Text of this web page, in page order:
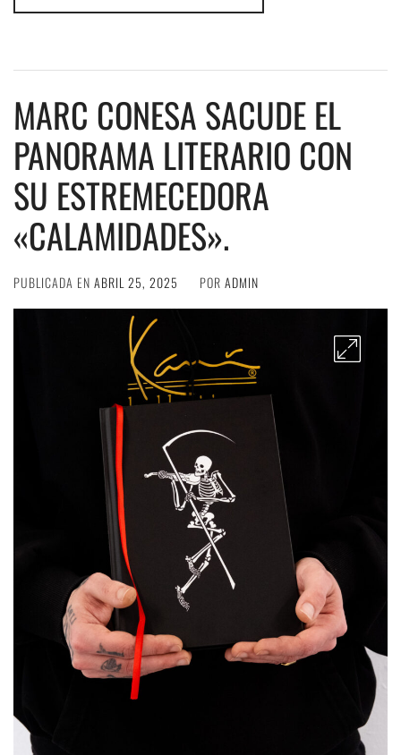
MARC CONESA SACUDE EL
PANORAMA LITERARIO CON
SU ESTREMECEDORA
«CALAMIDADES».
PUBLICADA EN ABRIL 25, 2025 POR ADMIN